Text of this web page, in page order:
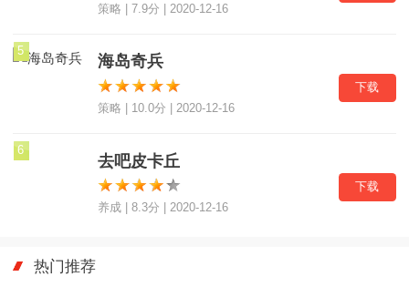
策略 | 7.9分 | 2020-12-16
5
海岛奇兵
策略 | 10.0分 | 2020-12-16
下载
6
去吧皮卡丘
养成 | 8.3分 | 2020-12-16
下载
热门推荐